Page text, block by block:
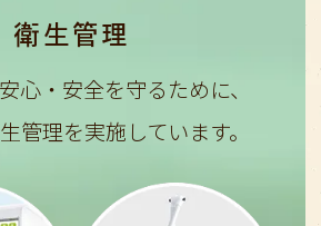
衛生管理
心・安全を守るために、
管理を実施しています。